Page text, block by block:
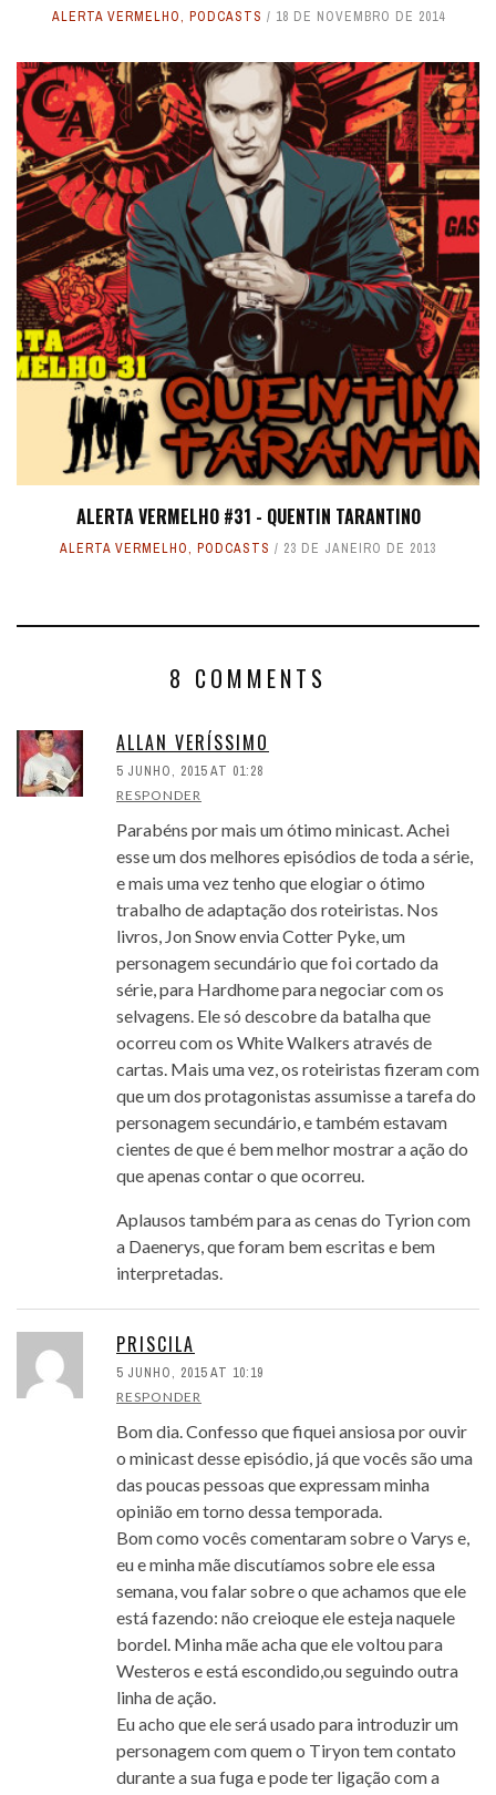
ALERTA VERMELHO, PODCASTS 18 DE NOVEMBRO DE 2014
ALERTA VERMELHO #31 - QUENTIN TARANTINO
ALERTA VERMELHO, PODCASTS 23 DE JANEIRO DE 2013
8 COMMENTS
ALLAN VERÍSSIMO
5 JUNHO, 2015 AT 01:28
RESPONDER
Parabéns por mais um ótimo minicast. Achei
esse um dos melhores episódios de toda a série,
e mais uma vez tenho que elogiar o ótimo
trabalho de adaptação dos roteiristas. Nos
livros, Jon Snow envia Cotter Pyke, um
personagem secundário que foi cortado da
série, para Hardhome para negociar com os
selvagens. Ele só descobre da batalha que
ocorreu com os White Walkers através de
cartas. Mais uma vez, os roteiristas fizeram com
que um dos protagonistas assumisse a tarefa do
personagem secundário, e também estavam
cientes de que é bem melhor mostrar a ação do
que apenas contar o que ocorreu.
Aplausos também para as cenas do Tyrion com
a Daenerys, que foram bem escritas e bem
interpretadas.
PRISCILA
5 JUNHO, 2015 AT 10:19
RESPONDER
Bom dia. Confesso que fiquei ansiosa por ouvir
o minicast desse episódio, já que vocês são uma
das poucas pessoas que expressam minha
opinião em torno dessa temporada.
Bom como vocês comentaram sobre o Varys e,
eu e minha mãe discutíamos sobre ele essa
semana, vou falar sobre o que achamos que ele
está fazendo: não creioque ele esteja naquele
bordel. Minha mãe acha que ele voltou para
Westeros e está escondido,ou seguindo outra
linha de ação.
Eu acho que ele será usado para introduzir um
personagem com quem o Tiryon tem contato
durante a sua fuga e pode ter ligação com a